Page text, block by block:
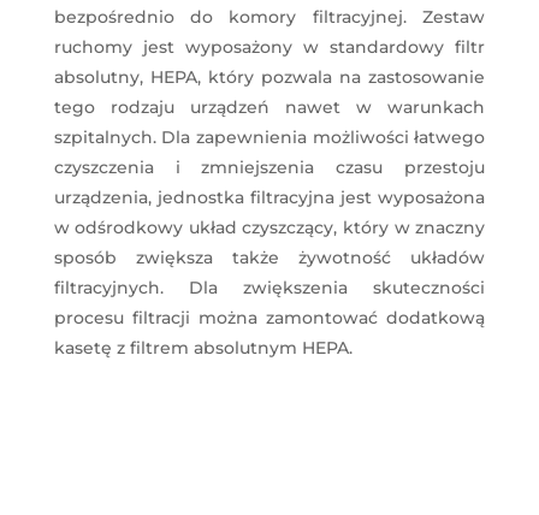
bezpośrednio do komory filtracyjnej. Zestaw
ruchomy jest wyposażony w standardowy filtr
absolutny, HEPA, który pozwala na zastosowanie
tego rodzaju urządzeń nawet w warunkach
szpitalnych. Dla zapewnienia możliwości łatwego
czyszczenia i zmniejszenia czasu przestoju
urządzenia, jednostka filtracyjna jest wyposażona
w odśrodkowy układ czyszczący, który w znaczny
sposób zwiększa także żywotność układów
filtracyjnych. Dla zwiększenia skuteczności
procesu filtracji można zamontować dodatkową
kasetę z filtrem absolutnym HEPA.